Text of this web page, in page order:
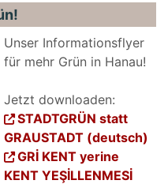
Unser Informationsflyer
für mehr Grün in Hanau!
Jetzt downloaden:
STADTGRÜN statt
GRAUSTADT (deutsch)
GRİ KENT yerine
KENT YEŞİLLENMESİ